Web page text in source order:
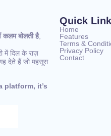
कलम बोलती है,
में दिल के राज़
देते हैं जो महसूस
platform, it’s
Quick
Home
Features
Terms &
Privacy Policy
Contact